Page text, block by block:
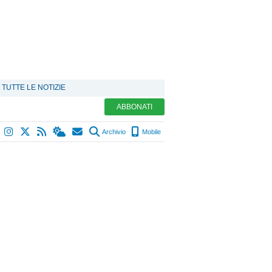
TUTTE LE NOTIZIE
ABBONATI
Archivio Mobile